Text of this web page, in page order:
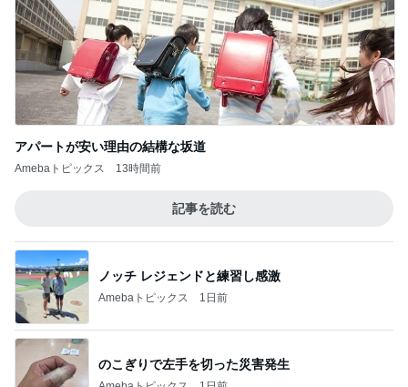
アパートが安い理由の結構な坂道
Amebaトピックス 13時間前
記事を読む
ノッチ レジェンドと練習し感激
Amebaトピックス 1日前
のこぎりで左手を切った災害発生